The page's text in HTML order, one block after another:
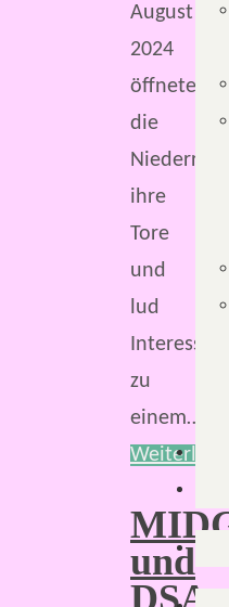
August
2024
öffnete
die
ihre
Tore
und
lud
zu
einem…
Weiterlesen
und
DSA: